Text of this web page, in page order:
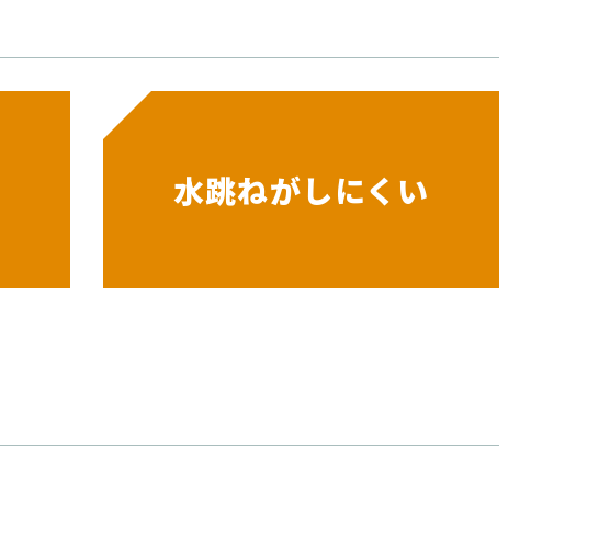
水跳ねがしにくい